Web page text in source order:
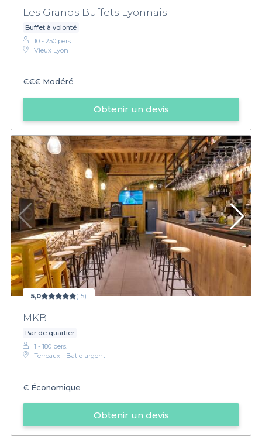
Les Grands Buffets Lyonnais
Buffet à volonté
10 - 250 pers.
Vieux Lyon
€€€ Modéré
Obtenir un devis
5,0 (15)
MKB
Bar de quartier
1 - 180 pers.
Terreaux - Bat d'argent
€ Économique
Obtenir un devis